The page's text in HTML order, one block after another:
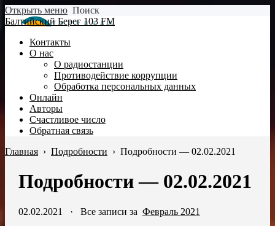
Открыть меню Поиск
Балтийский Берег 103 FM
Контакты
О нас
О радиостанции
Противодействие коррупции
Обработка персональных данных
Онлайн
Авторы
Счастливое число
Обратная связь
Главная › Подробности › Подробности — 02.02.2021
Подробности — 02.02.2021
02.02.2021 · Все записи за Февраль 2021